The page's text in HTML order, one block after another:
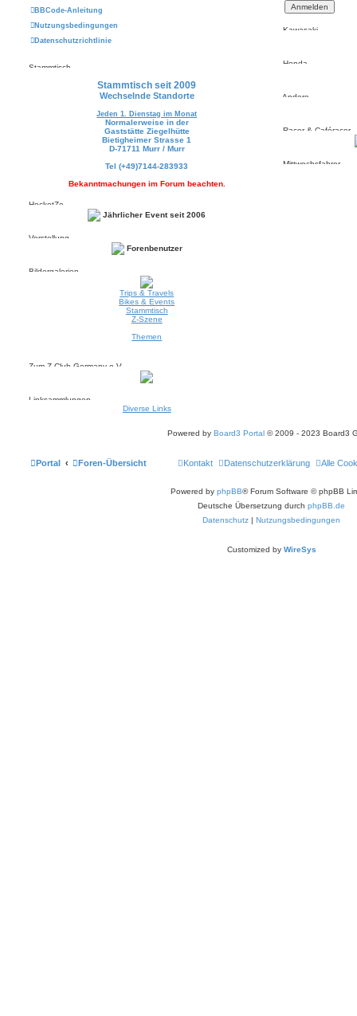
BBCode-Anleitung
Nutzungsbedingungen
Datenschutzrichtlinie
Stammtisch
Stammtisch seit 2009
Wechselnde Standorte
Jeden 1. Dienstag im Monat
Normalerweise in der
Gaststätte Ziegelhütte
Bietigheimer Strasse 1
D-71711 Murr / Murr
Tel (+49)7144-283933
Bekanntmachungen im Forum beachten.
HocketZe
Jährlicher Event seit 2006
Vorstellung
Forenbenutzer
Bildergalerien
Trips & Travels
Bikes & Events
Stammtisch
Z-Szene
Themen
Zum Z-Club-Germany e.V.
Linksammlungen
Diverse Links
Kawasaki
Honda
Andere
Racer & Caféracer
Mittwochsfahrer
Powered by Board3 Portal © 2009 - 2023 Board3
Portal Foren-Übersicht Alle
Datenschutzerklärung
Kontakt
Powered by phpBB® Forum Software © phpBB
Deutsche Übersetzung durch phpBB.de
Datenschutz | Nutzungsbedingungen
Customized by WireSys